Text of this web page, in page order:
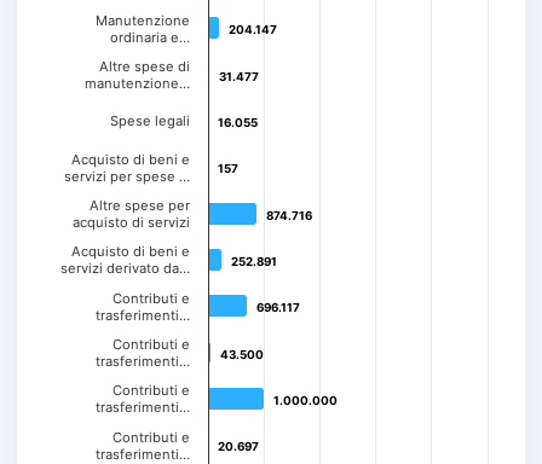
204.147
204.147
31.477
31.477
16.055
16.055
157
157
874.716
874.716
252.891
252.891
696.117
696.117
43.500
43.500
1.000.000
1.000.000
20.697
20.697
Manutenzione
ordinaria e…
Altre spese di
manutenzione…
Spese legali
Acquisto di beni e
servizi per spese …
Altre spese per
acquisto di servizi
Acquisto di beni e
servizi derivato da…
Contributi e
trasferimenti…
Contributi e
trasferimenti…
Contributi e
trasferimenti…
Contributi e
trasferimenti…